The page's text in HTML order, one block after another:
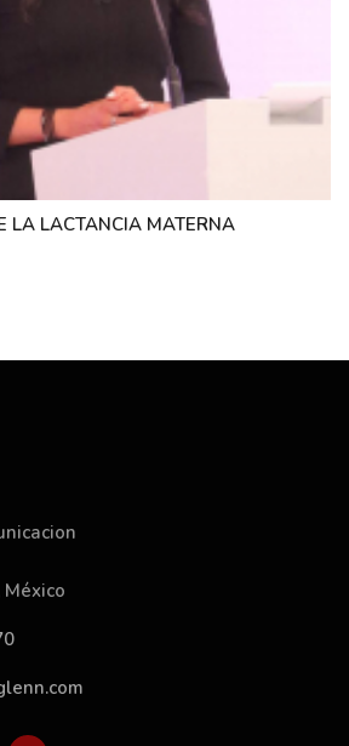
LA LACTANCIA MATERNA